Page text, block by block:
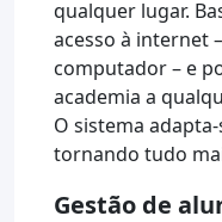
qualquer lugar.
acesso à internet
computador – e
academia a
O sistema
tornando tudo
Gestão de